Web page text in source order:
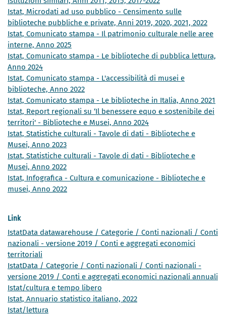
Istat, Microdati ad uso pubblico - Censimento sulle
biblioteche pubbliche e private, Anni 2019, 2020, 2021, 2022
Istat, Comunicato stampa - Il patrimonio culturale nelle aree
interne, Anno 2025
Istat, Comunicato stampa - Le biblioteche di pubblica lettura,
Anno 2024
Istat, Comunicato stampa - L'accessibilità di musei e
biblioteche, Anno 2022
Istat, Comunicato stampa - Le biblioteche in Italia, Anno 2021
Istat, Report regionali su ‘Il benessere equo e sostenibile dei
territori' - Biblioteche e Musei, Anno 2024
Istat, Statistiche culturali - Tavole di dati - Biblioteche e
Musei, Anno 2023
Istat, Statistiche culturali - Tavole di dati - Biblioteche e
Musei, Anno 2022
Istat, Infografica - Cultura e comunicazione - Biblioteche e
musei, Anno 2022
Link
IstatData datawarehouse / Categorie / Conti nazionali / Conti
nazionali - versione 2019 / Conti e aggregati economici
territoriali
IstatData / Categorie / Conti nazionali / Conti nazionali -
versione 2019 / Conti e aggregati economici nazionali annuali
Istat/cultura e tempo libero
Istat, Annuario statistico italiano, 2022
Istat/lettura